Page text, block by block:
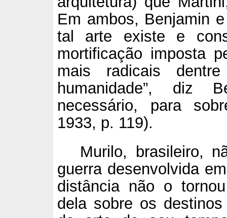
Em ambos, Benjamin
tal arte existe e
mortificação imposta
mais radicais
humanidade”, diz
necessário, para
1933, p. 119).
Murilo, brasileiro,
guerra desenvolvida
distância não o
dela sobre os